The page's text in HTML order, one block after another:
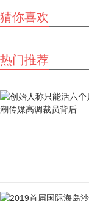
猜你喜欢
热门推荐